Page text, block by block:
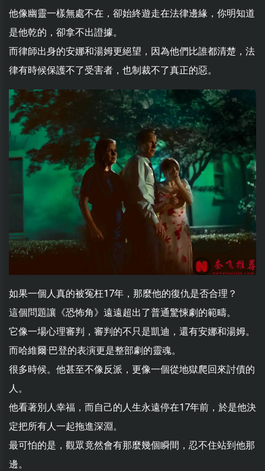
他像幽靈一樣無處不在，卻始終遊走在法律邊緣，你明知道
是他乾的，卻拿不出證據。
而律師出身的安娜和湯姆更絕望，因為他們比誰都清楚，法
律有時候保護不了受害者，也制裁不了真正的惡。
如果一個人真的被冤枉17年，那麼他的復仇是否合理？
這個問題讓《恐怖角》遠遠超出了普通驚悚劇的範疇。
它像一場心理審判，審判的不只是凱迪，還有安娜和湯姆。
而哈維爾·巴登的表演更是整部劇的靈魂。
很多時候。他甚至不像反派，更像一個從地獄爬回來討債的
人。
他看著別人幸福，而自己的人生永遠停在17年前，於是他決
定把所有人一起拖進深淵。
最可怕的是，觀眾竟然會有那麼幾個瞬間，忍不住站到他那
邊。